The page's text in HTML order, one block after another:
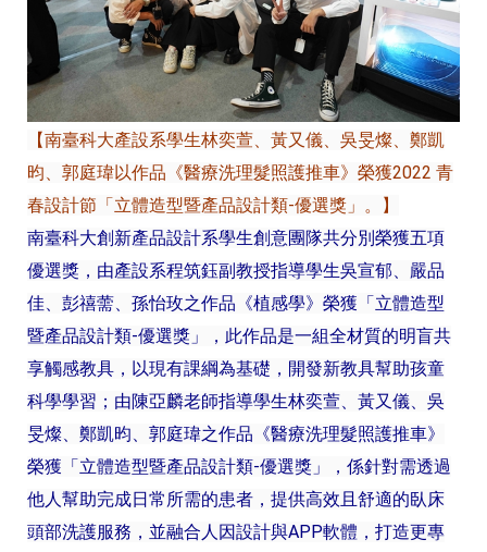
【南臺科大產設系學生林奕萱、黃又儀、吳旻燦、鄭凱
昀、郭庭瑋以作品《醫療洗理髮照護推車》榮獲2022 青
春設計節「立體造型暨產品設計類-優選獎」。】
南臺科大創新產品設計系學生創意團隊共分別榮獲五項
優選獎，由產設系程筑鈺副教授指導學生吳宣郁、嚴品
佳、彭禧薷、孫怡玫之作品《植感學》榮獲「立體造型
暨產品設計類-優選獎」，此作品是一組全材質的明盲共
享觸感教具，以現有課綱為基礎，開發新教具幫助孩童
科學學習；由陳亞麟老師指導學生林奕萱、黃又儀、吳
旻燦、鄭凱昀、郭庭瑋之作品《醫療洗理髮照護推車》
榮獲「立體造型暨產品設計類-優選獎」，係針對需透過
他人幫助完成日常所需的患者，提供高效且舒適的臥床
頭部洗護服務，並融合人因設計與APP軟體，打造更專